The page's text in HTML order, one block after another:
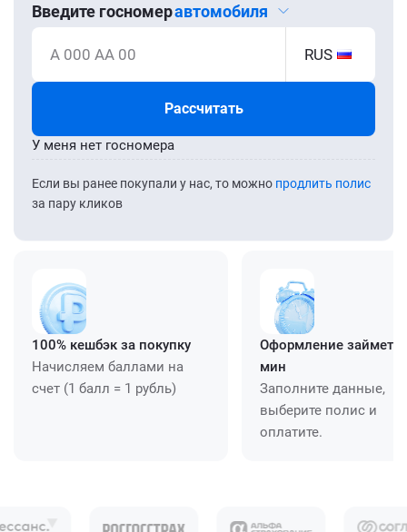
Введите госномеравтомобиля
А 000 АА 00 RUS
Рассчитать
Если вы ранее покупали у нас, то можно продлить полис
за пару кликов
У меня нет госномера
100% кешбэк за покупку
Начисляем баллами на
счет (1 балл = 1 рубль)
Оформление займет
мин
Заполните данные,
выберите полис и
оплатите.